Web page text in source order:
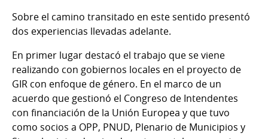
Sobre el camino transitado en este sentido presentó
dos experiencias llevadas adelante.
En primer lugar destacó el trabajo que se viene
realizando con gobiernos locales en el proyecto de
GIR con enfoque de género. En el marco de un
acuerdo que gestionó el Congreso de Intendentes
con financiación de la Unión Europea y que tuvo
como socios a OPP, PNUD, Plenario de Municipios y